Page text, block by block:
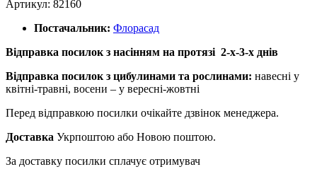
Артикул: 82160
Постачальник: Флорасад
Відправка посилок з насінням на протязі 2-х-3-х днів
Відправка посилок з цибулинами та рослинами: навесні у
квітні-травні, восени – у вересні-жовтні
Перед відправкою посилки очікайте дзвінок менеджера.
Доставка Укрпоштою або Новою поштою.
За доставку посилки сплачує отримувач